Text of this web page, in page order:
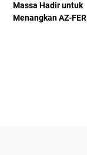
Massa Hadir untuk
Menangkan AZ-FER